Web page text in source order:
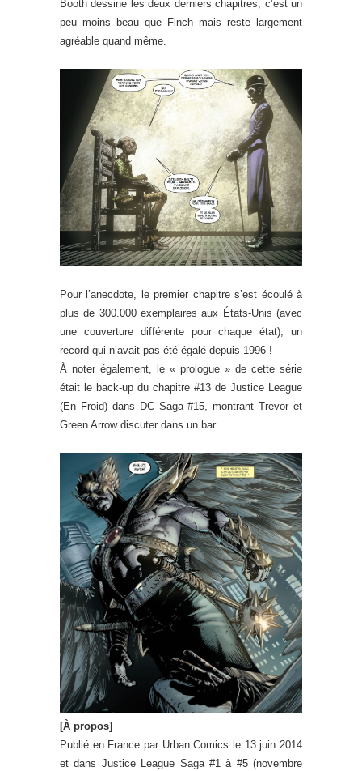
Booth dessine les deux derniers chapitres, c’est un
peu moins beau que Finch mais reste largement
agréable quand même.
Pour l’anecdote, le premier chapitre s’est écoulé à
plus de 300.000 exemplaires aux États-Unis (avec
une couverture différente pour chaque état), un
record qui n’avait pas été égalé depuis 1996 !
À noter également, le « prologue » de cette série
était le back-up du chapitre #13 de Justice League
(En Froid) dans DC Saga #15, montrant Trevor et
Green Arrow discuter dans un bar.
[À propos]
Publié en France par Urban Comics le 13 juin 2014
et dans Justice League Saga #1 à #5 (novembre